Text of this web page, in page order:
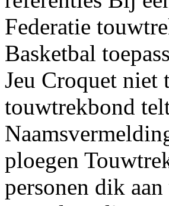
Federatie
Basketbal
Jeu Croquet
touwtrekbond
ploegen
personen dik